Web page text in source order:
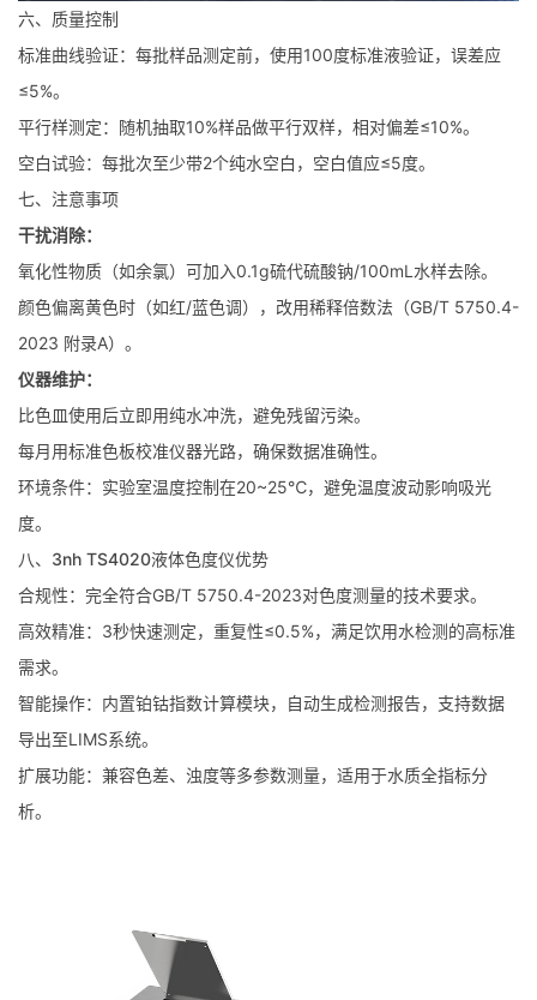
六、质量控制
标准曲线验证：每批样品测定前，使用100度标准液验证，误差应
≤5%。
平行样测定：随机抽取10%样品做平行双样，相对偏差≤10%。
空白试验：每批次至少带2个纯水空白，空白值应≤5度。
七、注意事项
干扰消除：
氧化性物质（如余氯）可加入0.1g硫代硫酸钠/100mL水样去除。
颜色偏离黄色时（如红/蓝色调），改用稀释倍数法（GB/T 5750.4-
2023 附录A）。
仪器维护：
比色皿使用后立即用纯水冲洗，避免残留污染。
每月用标准色板校准仪器光路，确保数据准确性。
环境条件：实验室温度控制在20~25℃，避免温度波动影响吸光
度。
八、3nh TS4020液体色度仪优势
合规性：完全符合GB/T 5750.4-2023对色度测量的技术要求。
高效精准：3秒快速测定，重复性≤0.5%，满足饮用水检测的高标准
需求。
智能操作：内置铂钴指数计算模块，自动生成检测报告，支持数据
导出至LIMS系统。
扩展功能：兼容色差、浊度等多参数测量，适用于水质全指标分
析。